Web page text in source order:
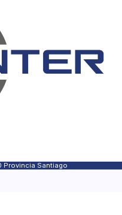
Provincia Santiago